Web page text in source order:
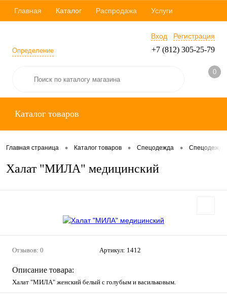
Главная Каталог Распродажа Услуги
Определение
Вход Регистрация
+7 (812) 305-25-79
0
Каталог товаров
Главная страница • Каталог товаров • Спецодежда • Спецодежда
Халат "МИЛА" медицинский
Отзывов: 0 Артикул: 1412
Описание товара:
Халат "МИЛА" женский белый с голубым и васильковым.